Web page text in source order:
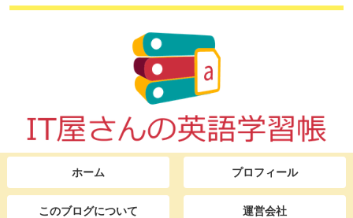
ホーム プロフィール
このブログについて 運営会社